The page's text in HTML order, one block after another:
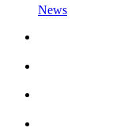
News